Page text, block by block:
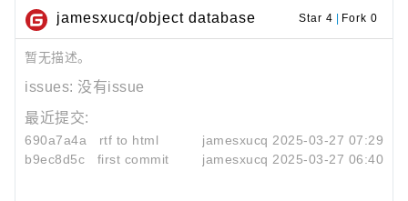
jamesxucq/object database Star 4 Fork 0
暂无描述。
issues: 没有issue
最近提交:
690a7a4a rtf to html jamesxucq 2025-03-27 07:29
b9ec8d5c
first commit jamesxucq 2025-03-27 06:40